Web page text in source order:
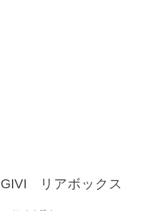
GIVI リアボックス